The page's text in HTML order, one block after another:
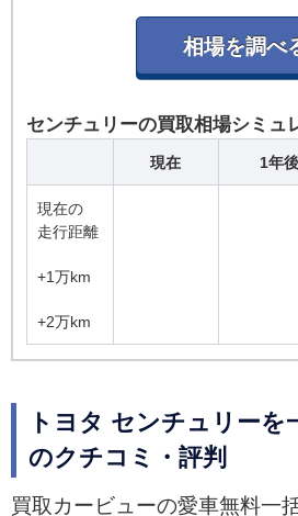
センチュリーの買取相場シミュ
現在 1年後
現在の
走行距離
+1万km
+2万km
トヨタ センチュリーを
のクチコミ・評判
買取カービューの愛車無料一